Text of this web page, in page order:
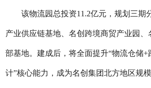
该物流园总投资11.2亿元，规划三期
产业供应链基地、名创跨境商贸产业园、
部基地。建成后，将全面提升“物流仓储+
计”核心能力，成为名创集团北方地区规